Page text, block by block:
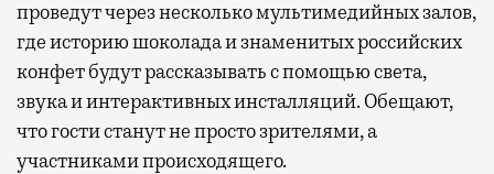
проведут через несколько мультимедийных залов,
где историю шоколада и знаменитых российских
конфет будут рассказывать с помощью света,
звука и интерактивных инсталляций. Обещают,
что гости станут не просто зрителями, а
участниками происходящего.